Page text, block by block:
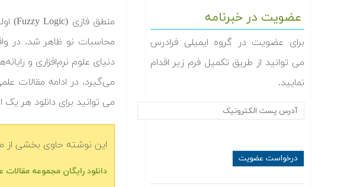
عضویت در خبرنامه
برای عضویت در گروه ایمیلی فرادرس
می توانید از طریق تکمیل فرم زیر اقدام
نمایید.
محاسبات نو ظاهر شد. در
دنیای علوم نرم‌افزاری و
می توانید برای دانلود هر
این نوشته حاوی بخشی از
دانلود رایگان مجموعه